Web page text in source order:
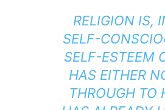
RELIGION IS,
SELF-
SELF-ESTEEM
HAS EITHER
THROUGH TO